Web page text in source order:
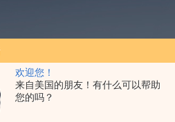
欢迎您！
来自美国的朋友！有什么可以帮助
您的吗？
验机 GCDDJ-50Kv电压击穿试验